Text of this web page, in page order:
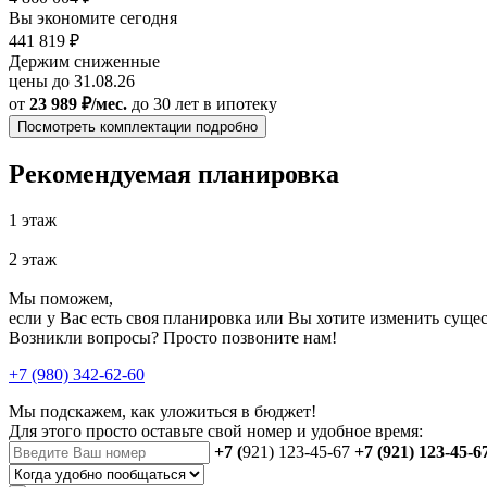
Вы экономите сегодня
441 819 ₽
Держим сниженные
цены до 31.08.26
от 23 989 ₽/мес. до 30 лет в ипотеку
Посмотреть комплектации подробно
Рекомендуемая планировка
1 этаж
2 этаж
Мы поможем,
если у Вас есть своя планировка или Вы хотите изменить
Возникли вопросы? Просто позвоните нам!
+7 (980) 342-62-60
Мы подскажем, как уложиться в бюджет!
Для этого просто оставьте свой номер и удобное время:
+7 (921) 123-45-67 +7 (921) 123-45-